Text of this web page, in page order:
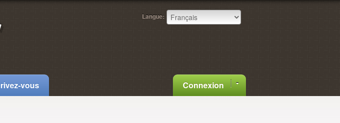
Langue:
vous Connexion